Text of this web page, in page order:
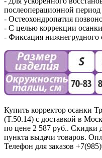
послеоперационной период
- Остеохондропатия
- С целью коррекции осанки
- Фиксация нижнегрудного
Купить корректор осанки
(T.50.14) с доставкой в
по цене 2 587 руб.. Скидки
пункта выдачи товаров.
Телефон для заказов